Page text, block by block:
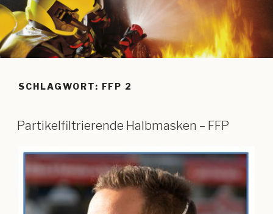
SCHLAGWORT: FFP 2
Partikelfiltrierende Halbmasken – FFP